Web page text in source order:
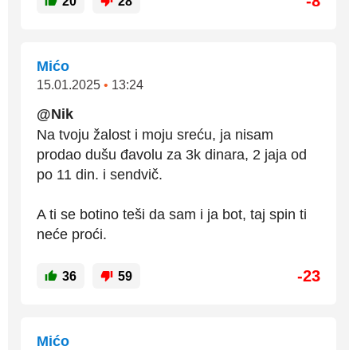
Mićo
15.01.2025 • 13:24
@Nik
Na tvoju žalost i moju sreću, ja nisam
prodao dušu đavolu za 3k dinara, 2 jaja od
po 11 din. i sendvič.
A ti se botino teši da sam i ja bot, taj spin ti
neće proći.
36 59 -23
Mićo